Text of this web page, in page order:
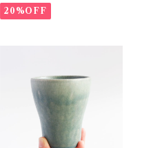
20%OFF